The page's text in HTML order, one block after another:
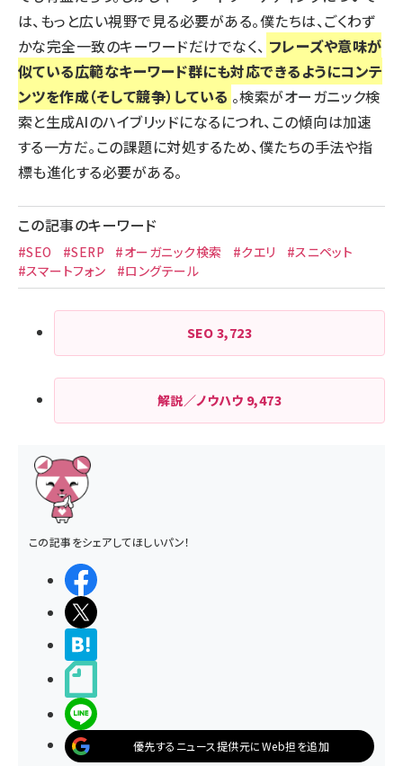
は、もっと広い視野で見る必要がある。僕たちは、ごくわず
かな完全一致のキーワードだけでなく、 フレーズや意味が
似ている広範なキーワード群にも対応できるようにコンテ
ンツを作成（そして競争）している 。検索がオーガニック検
索と生成AIのハイブリッドになるにつれ、この傾向は加速
する一方だ。この課題に対処するため、僕たちの手法や指
標も進化する必要がある。
この記事のキーワード
#SEO #SERP #オーガニック検索 #クエリ
#スニペット
#スマートフォン
#ロングテール
SEO 3,723
解説／ノウハウ 9,473
この記事をシェアしてほしいパン！
優先するニュース提供元にWeb担を追加